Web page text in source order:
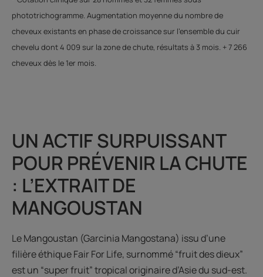
phototrichogramme. Augmentation moyenne du nombre de
cheveux existants en phase de croissance sur l’ensemble du cuir
chevelu dont 4 009 sur la zone de chute, résultats à 3 mois. + 7 266
cheveux dès le 1er mois.
UN ACTIF SURPUISSANT
POUR PRÉVENIR LA CHUTE
: L’EXTRAIT DE
MANGOUSTAN
Le Mangoustan (Garcinia Mangostana) issu d’une
filière éthique Fair For Life, surnommé “fruit des dieux”
est un “super fruit” tropical originaire d’Asie du sud-est.